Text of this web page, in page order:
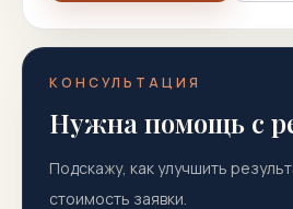
КОНСУЛЬТАЦИЯ
Нужна помощь с
Подскажу, как улучшить
стоимость заявки.